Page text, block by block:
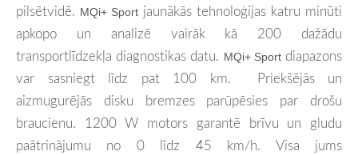
pilsētvidē. MQi+ Sport jaunākās tehnoloģijas katru minūti
apkopo un analizē vairāk kā 200 dažādu
transportlīdzekļa diagnostikas datu. MQi+ Sportdiapazons
var sasniegt līdz pat 100 km. Priekšējās un
aizmugurējās disku bremzes parūpēsies par drošu
braucienu. 1200 W motors garantē brīvu un gludu
paātrinājumu no 0 līdz 45 km/h. Visa jums